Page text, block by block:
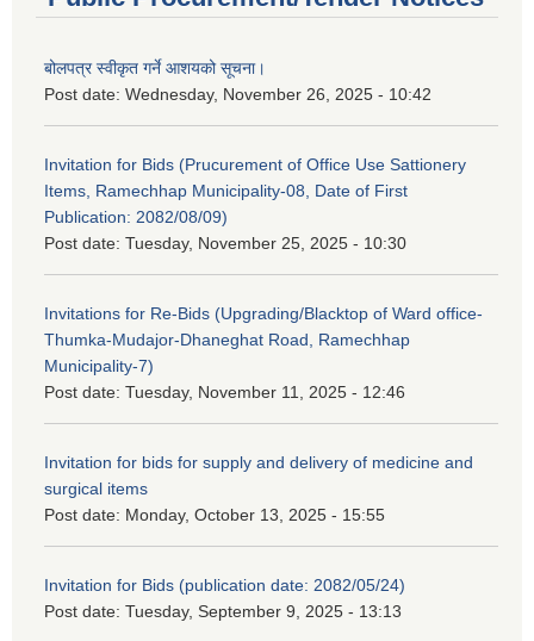
बोलपत्र स्वीकृत गर्ने आशयको सूचना।
Post date: Wednesday, November 26, 2025 - 10:42
Invitation for Bids (Prucurement of Office Use Sattionery
Items, Ramechhap Municipality-08, Date of First
Publication: 2082/08/09)
Post date: Tuesday, November 25, 2025 - 10:30
Invitations for Re-Bids (Upgrading/Blacktop of Ward office-
Thumka-Mudajor-Dhaneghat Road, Ramechhap
Municipality-7)
Post date: Tuesday, November 11, 2025 - 12:46
Invitation for bids for supply and delivery of medicine and
surgical items
Post date: Monday, October 13, 2025 - 15:55
Invitation for Bids (publication date: 2082/05/24)
Post date: Tuesday, September 9, 2025 - 13:13